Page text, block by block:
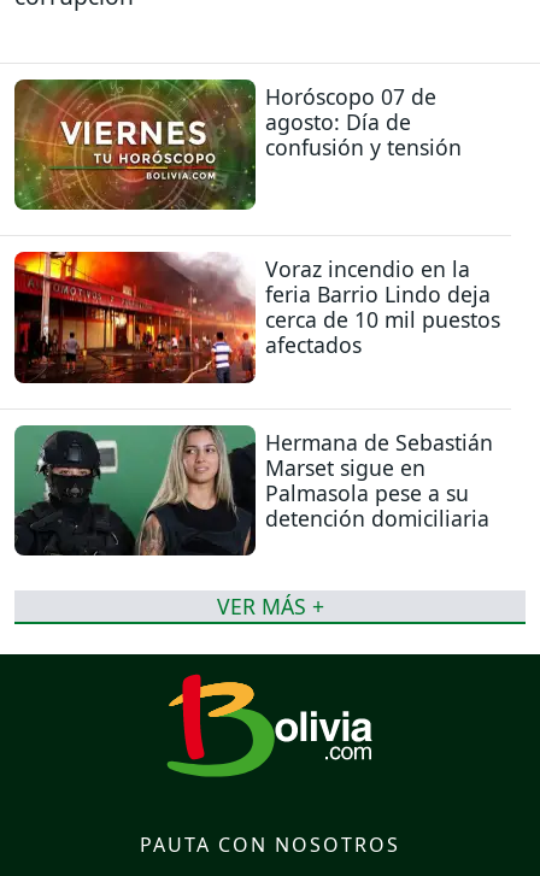
Horóscopo 07 de
agosto: Día de
confusión y tensión
Voraz incendio en la
feria Barrio Lindo deja
cerca de 10 mil puestos
afectados
Hermana de Sebastián
Marset sigue en
Palmasola pese a su
detención domiciliaria
VER MÁS +
PAUTA CON NOSOTROS